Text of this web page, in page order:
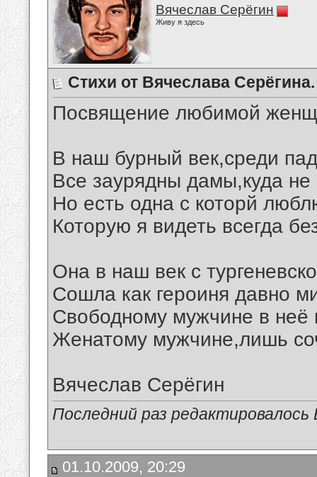
Вячеслав Серёгин
Живу я здесь
Стихи от Вячеслава Серёгина.
Посвящение любимой
В наш бурный век,среди
Все заурядны дамы,куда не
Но есть одна с которй
Которую я видеть всегда
Она в наш век с
Сошла как героиня давно
Свободному мужчине в неё
Женатому мужчине,лишь
Вячеслав Серёгин
Последний раз
01.10.2009, 20:29